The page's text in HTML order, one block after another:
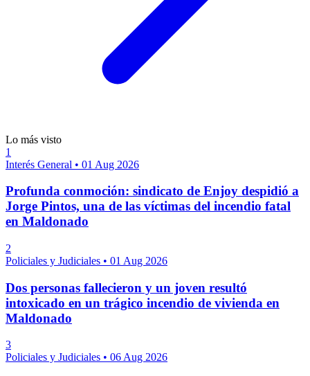
Lo más visto
1
Interés General • 01 Aug 2026
Profunda conmoción: sindicato de Enjoy despidió a
Jorge Pintos, una de las víctimas del incendio fatal
en Maldonado
2
Policiales y Judiciales • 01 Aug 2026
Dos personas fallecieron y un joven resultó
intoxicado en un trágico incendio de vivienda en
Maldonado
3
Policiales y Judiciales • 06 Aug 2026